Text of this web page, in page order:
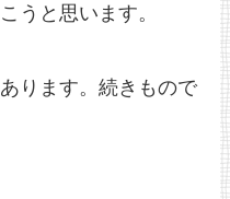
うと思います。
ります。続きもので